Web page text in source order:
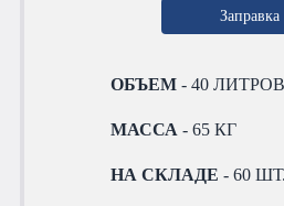
Заправка
ОБЪЕМ - 40 ЛИТРОВ
МАССА - 65 КГ
НА СКЛАДЕ - 60 ШТ.